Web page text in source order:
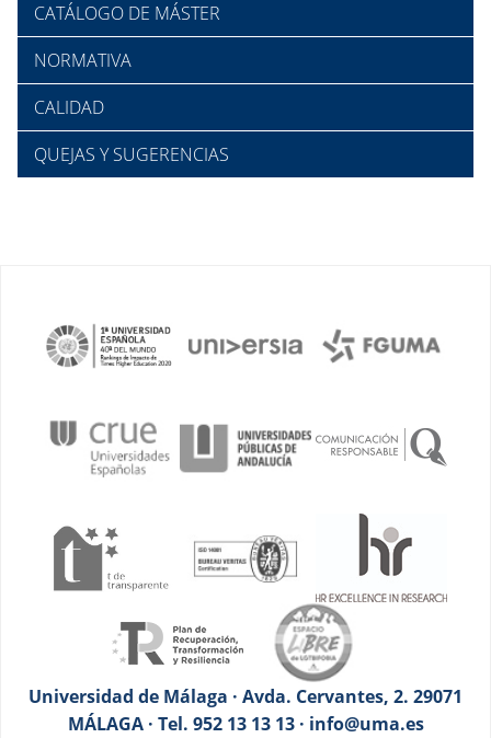
CATÁLOGO DE MÁSTER
NORMATIVA
CALIDAD
QUEJAS Y SUGERENCIAS
Universidad de Málaga · Avda. Cervantes, 2. 29071
MÁLAGA · Tel. 952 13 13 13 · info@uma.es